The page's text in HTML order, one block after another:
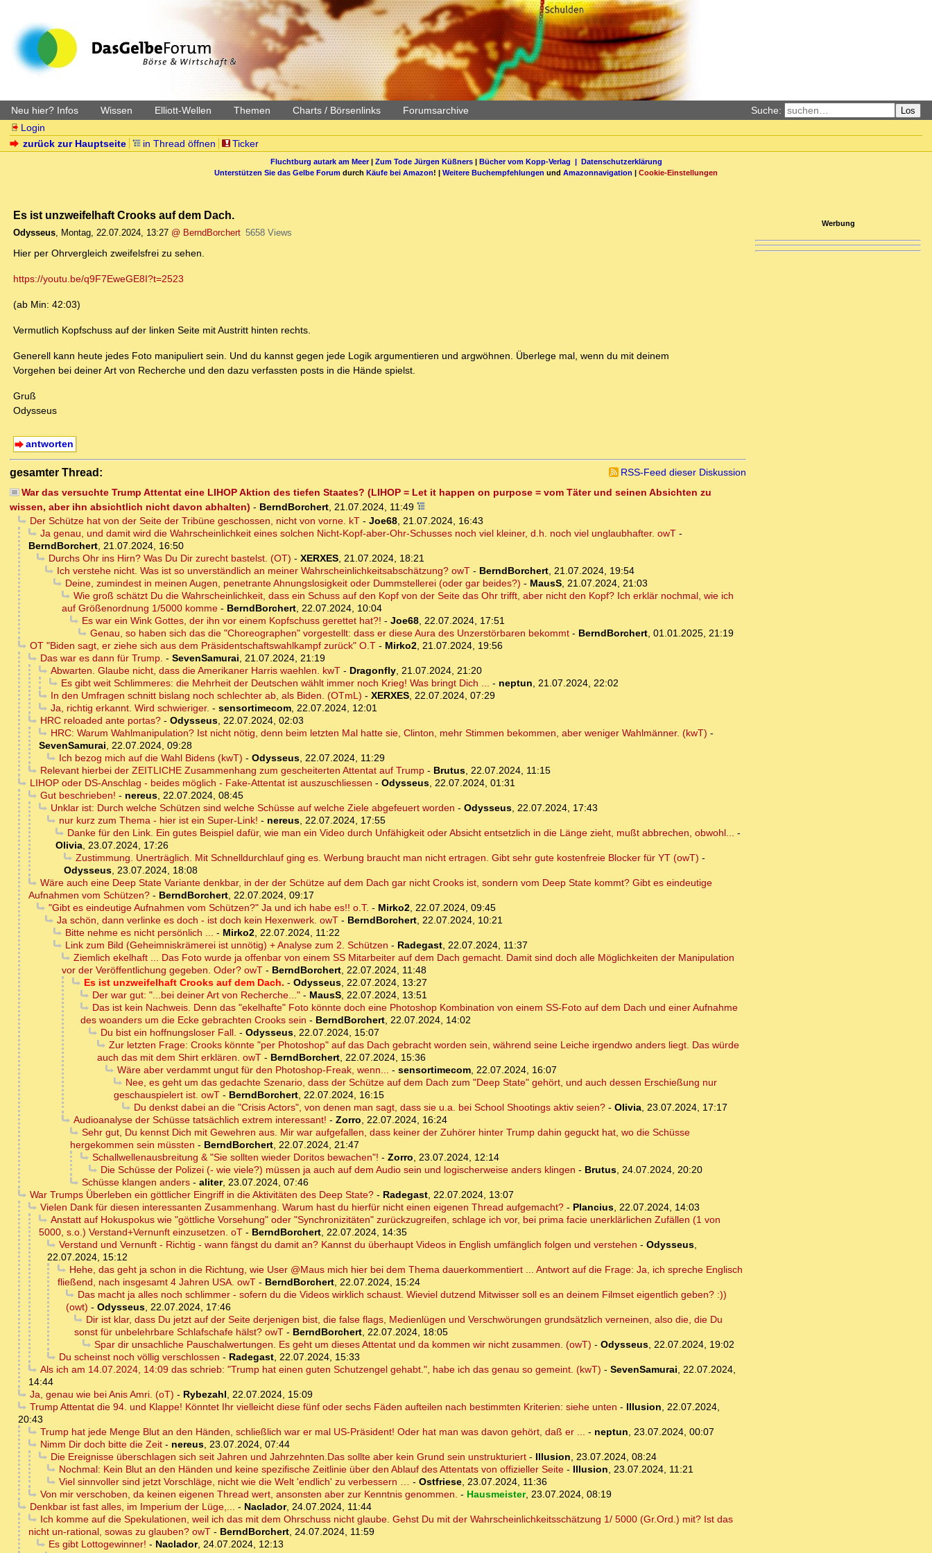
Neu hier? Infos Wissen Elliott-Wellen Themen Charts / Börsenlinks Forumsarchive Suche: Los
Login
zurück zur Hauptseite
in Thread öffnen Ticker
Fluchtburg autark am Meer| Zum Tode Jürgen Küßners| Bücher vom Kopp-Verlag | Datenschutzerklärung
Unterstützen Sie das Gelbe Forum durch Käufe bei Amazon! | Weitere Buchempfehlungen und Amazonnavigation | Cookie-Einstellungen
Es ist unzweifelhaft Crooks auf dem Dach.
Odysseus, Montag, 22.07.2024, 13:27 @ BerndBorchert 5658 Views
Hier per Ohrvergleich zweifelsfrei zu sehen.
https://youtu.be/q9F7EweGE8I?t=2523
(ab Min: 42:03)
Vermutlich Kopfschuss auf der linken Seite mit Austritt hinten rechts.
Generell kann heute jedes Foto manipuliert sein. Und du kannst gegen jede Logik argumentieren und argwöhnen. Überlege mal, wenn du mit deinem
Vorgehen bei deiner Art von Recherche und den dazu verfassten posts in die Hände spielst.
Gruß
Odysseus
antworten
gesamter Thread:
RSS-Feed dieser Diskussion
War das versuchte Trump Attentat eine LIHOP Aktion des tiefen Staates? (LIHOP = Let it happen on purpose = vom Täter und seinen Absichten zu
wissen, aber ihn absichtlich nicht davon abhalten) - BerndBorchert, 21.07.2024, 11:49
Der Schütze hat von der Seite der Tribüne geschossen, nicht von vorne. kT- Joe68, 21.07.2024, 16:43
Ja genau, und damit wird die Wahrscheinlichkeit eines solchen Nicht-Kopf-aber-Ohr-Schusses noch viel kleiner, d.h. noch viel unglaubhafter. owT-
BerndBorchert, 21.07.2024, 16:50
Durchs Ohr ins Hirn? Was Du Dir zurecht bastelst. (OT) - XERXES, 21.07.2024, 18:21
Ich verstehe nicht. Was ist so unverständlich an meiner Wahrscheinlichkeitsabschätzung? owT- BerndBorchert, 21.07.2024, 19:54
Deine, zumindest in meinen Augen, penetrante Ahnungslosigkeit oder Dummstellerei (oder gar beides?) - MausS, 21.07.2024, 21:03
Wie groß schätzt Du die Wahrscheinlichkeit, dass ein Schuss auf den Kopf von der Seite das Ohr trifft, aber nicht den Kopf? Ich erklär nochmal, wie ich
auf Größenordnung 1/5000 komme - BerndBorchert, 22.07.2024, 10:04
Es war ein Wink Gottes, der ihn vor einem Kopfschuss gerettet hat?! - Joe68, 22.07.2024, 17:51
Genau, so haben sich das die "Choreographen" vorgestellt: dass er diese Aura des Unzerstörbaren bekommt- BerndBorchert, 01.01.2025, 21:19
OT "Biden sagt, er ziehe sich aus dem Präsidentschaftswahlkampf zurück" O.T- Mirko2, 21.07.2024, 19:56
Das war es dann für Trump. - SevenSamurai, 21.07.2024, 21:19
Abwarten. Glaube nicht, dass die Amerikaner Harris waehlen. kwT- Dragonfly, 21.07.2024, 21:20
Es gibt weit Schlimmeres: die Mehrheit der Deutschen wählt immer noch Krieg! Was bringt Dich ... - neptun, 21.07.2024, 22:02
In den Umfragen schnitt bislang noch schlechter ab, als Biden. (OTmL) - XERXES, 22.07.2024, 07:29
Ja, richtig erkannt. Wird schwieriger. - sensortimecom, 22.07.2024, 12:01
HRC reloaded ante portas?- Odysseus, 22.07.2024, 02:03
HRC: Warum Wahlmanipulation? Ist nicht nötig, denn beim letzten Mal hatte sie, Clinton, mehr Stimmen bekommen, aber weniger Wahlmänner. (kwT) -
SevenSamurai, 22.07.2024, 09:28
Ich bezog mich auf die Wahl Bidens (kwT) - Odysseus, 22.07.2024, 11:29
Relevant hierbei der ZEITLICHE Zusammenhang zum gescheiterten Attentat auf Trump- Brutus, 22.07.2024, 11:15
LIHOP oder DS-Anschlag - beides möglich - Fake-Attentat ist auszuschliessen - Odysseus, 22.07.2024, 01:31
Gut beschrieben! - nereus, 22.07.2024, 08:45
Unklar ist: Durch welche Schützen sind welche Schüsse auf welche Ziele abgefeuert worden - Odysseus, 22.07.2024, 17:43
nur kurz zum Thema - hier ist ein Super-Link! - nereus, 22.07.2024, 17:55
Danke für den Link. Ein gutes Beispiel dafür, wie man ein Video durch Unfähigkeit oder Absicht entsetzlich in die Länge zieht, mußt abbrechen, obwohl... -
Olivia, 23.07.2024, 17:26
Zustimmung. Unerträglich. Mit Schnelldurchlauf ging es. Werbung braucht man nicht ertragen. Gibt sehr gute kostenfreie Blocker für YT (owT) -
Odysseus, 23.07.2024, 18:08
Wäre auch eine Deep State Variante denkbar, in der der Schütze auf dem Dach gar nicht Crooks ist, sondern vom Deep State kommt? Gibt es eindeutige
Aufnahmen vom Schützen? - BerndBorchert, 22.07.2024, 09:17
"Gibt es eindeutige Aufnahmen vom Schützen?" Ja und ich habe es!! o.T. - Mirko2, 22.07.2024, 09:45
Ja schön, dann verlinke es doch - ist doch kein Hexenwerk. owT- BerndBorchert, 22.07.2024, 10:21
Bitte nehme es nicht persönlich ... - Mirko2, 22.07.2024, 11:22
Link zum Bild (Geheimniskrämerei ist unnötig) + Analyse zum 2. Schützen - Radegast, 22.07.2024, 11:37
Ziemlich ekelhaft ... Das Foto wurde ja offenbar von einem SS Mitarbeiter auf dem Dach gemacht. Damit sind doch alle Möglichkeiten der Manipulation
vor der Veröffentlichung gegeben. Oder? owT - BerndBorchert, 22.07.2024, 11:48
Es ist unzweifelhaft Crooks auf dem Dach. - Odysseus, 22.07.2024, 13:27
Der war gut: "...bei deiner Art von Recherche..."- MausS, 22.07.2024, 13:51
Das ist kein Nachweis. Denn das "ekelhafte" Foto könnte doch eine Photoshop Kombination von einem SS-Foto auf dem Dach und einer Aufnahme
des woanders um die Ecke gebrachten Crooks sein - BerndBorchert, 22.07.2024, 14:02
Du bist ein hoffnungsloser Fall. - Odysseus, 22.07.2024, 15:07
Zur letzten Frage: Crooks könnte "per Photoshop" auf das Dach gebracht worden sein, während seine Leiche irgendwo anders liegt. Das würde
auch das mit dem Shirt erklären. owT - BerndBorchert, 22.07.2024, 15:36
Wäre aber verdammt ungut für den Photoshop-Freak, wenn... - sensortimecom, 22.07.2024, 16:07
Nee, es geht um das gedachte Szenario, dass der Schütze auf dem Dach zum "Deep State" gehört, und auch dessen Erschießung nur
geschauspielert ist. owT - BerndBorchert, 22.07.2024, 16:15
Du denkst dabei an die "Crisis Actors", von denen man sagt, dass sie u.a. bei School Shootings aktiv seien?- Olivia, 23.07.2024, 17:17
Audioanalyse der Schüsse tatsächlich extrem interessant! - Zorro, 22.07.2024, 16:24
Sehr gut, Du kennst Dich mit Gewehren aus. Mir war aufgefallen, dass keiner der Zuhörer hinter Trump dahin geguckt hat, wo die Schüsse
hergekommen sein müssten - BerndBorchert, 22.07.2024, 21:47
Schallwellenausbreitung & "Sie sollten wieder Doritos bewachen"! - Zorro, 23.07.2024, 12:14
Die Schüsse der Polizei (- wie viele?) müssen ja auch auf dem Audio sein und logischerweise anders klingen - Brutus, 24.07.2024, 20:20
Schüsse klangen anders- aliter, 23.07.2024, 07:46
War Trumps Überleben ein göttlicher Eingriff in die Aktivitäten des Deep State?- Radegast, 22.07.2024, 13:07
Vielen Dank für diesen interessanten Zusammenhang. Warum hast du hierfür nicht einen eigenen Thread aufgemacht?- Plancius, 22.07.2024, 14:03
Anstatt auf Hokuspokus wie "göttliche Vorsehung" oder "Synchronizitäten" zurückzugreifen, schlage ich vor, bei prima facie unerklärlichen Zufällen (1 von
5000, s.o.) Verstand+Vernunft einzusetzen. oT - BerndBorchert, 22.07.2024, 14:35
Verstand und Vernunft - Richtig - wann fängst du damit an? Kannst du überhaupt Videos in English umfänglich folgen und verstehen - Odysseus,
22.07.2024, 15:12
Hehe, das geht ja schon in die Richtung, wie User @Maus mich hier bei dem Thema dauerkommentiert ... Antwort auf die Frage: Ja, ich spreche Englisch
fließend, nach insgesamt 4 Jahren USA. owT - BerndBorchert, 22.07.2024, 15:24
Das macht ja alles noch schlimmer - sofern du die Videos wirklich schaust. Wieviel dutzend Mitwisser soll es an deinem Filmset eigentlich geben? :))
(owt) - Odysseus, 22.07.2024, 17:46
Dir ist klar, dass Du jetzt auf der Seite derjenigen bist, die false flags, Medienlügen und Verschwörungen grundsätzlich verneinen, also die, die Du
sonst für unbelehrbare Schlafschafe hälst? owT - BerndBorchert, 22.07.2024, 18:05
Spar dir unsachliche Pauschalwertungen. Es geht um dieses Attentat und da kommen wir nicht zusammen. (owT) - Odysseus, 22.07.2024, 19:02
Du scheinst noch völlig verschlossen - Radegast, 22.07.2024, 15:33
Als ich am 14.07.2024, 14:09 das schrieb: "Trump hat einen guten Schutzengel gehabt.", habe ich das genau so gemeint. (kwT) - SevenSamurai, 22.07.2024,
14:44
Ja, genau wie bei Anis Amri. (oT) - Rybezahl, 22.07.2024, 15:09
Trump Attentat die 94. und Klappe! Könntet Ihr vielleicht diese fünf oder sechs Fäden aufteilen nach bestimmten Kriterien: siehe unten - Illusion, 22.07.2024,
20:43
Trump hat jede Menge Blut an den Händen, schließlich war er mal US-Präsident! Oder hat man was davon gehört, daß er ... - neptun, 23.07.2024, 00:07
Nimm Dir doch bitte die Zeit- nereus, 23.07.2024, 07:44
Die Ereignisse überschlagen sich seit Jahren und Jahrzehnten.Das sollte aber kein Grund sein unstrukturiert- Illusion, 23.07.2024, 08:24
Nochmal: Kein Blut an den Händen und keine spezifische Zeitlinie über den Ablauf des Attentats von offizieller Seite- Illusion, 23.07.2024, 11:21
Viel sinnvoller sind jetzt Vorschläge, nicht wie die Welt 'endlich' zu verbessern … - Ostfriese, 23.07.2024, 11:36
Von mir verschoben, da keinen eigenen Thread wert, ansonsten aber zur Kenntnis genommen. - Hausmeister, 23.07.2024, 08:19
Denkbar ist fast alles, im Imperium der Lüge,... - Naclador, 24.07.2024, 11:44
Ich komme auf die Spekulationen, weil ich das mit dem Ohrschuss nicht glaube. Gehst Du mit der Wahrscheinlichkeitsschätzung 1/ 5000 (Gr.Ord.) mit? Ist das
nicht un-rational, sowas zu glauben? owT - BerndBorchert, 24.07.2024, 11:59
Es gibt Lottogewinner! - Naclador, 24.07.2024, 12:13
Werbung